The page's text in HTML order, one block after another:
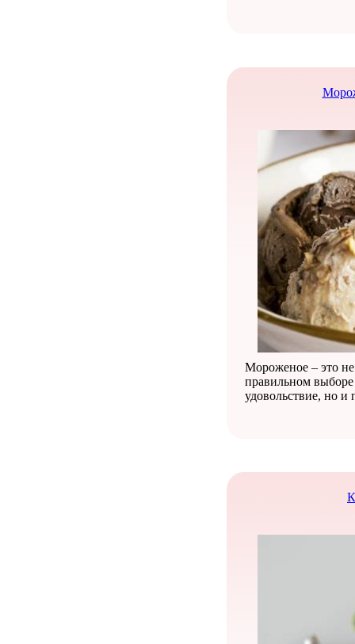
Мороженое – это не
правильном
удовольствие, но и